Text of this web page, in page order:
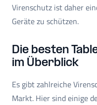
Virenschutz ist daher
Geräte zu schützen.
Die besten
im Überblick
Es gibt zahlreiche
Markt. Hier sind einige